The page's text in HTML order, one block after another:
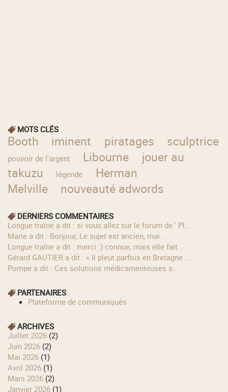
MOTS CLÉS
Booth iminent piratages sculptrice
pouvoir de l'argent Libourne
jouer au
takuzu
légende
Herman
Melville
nouveauté adwords
DERNIERS COMMENTAIRES
longue traîne a dit : si vous allez sur le forum de ' Pl...
Marie a dit : Bonjour, Le sujet est ancien, mai...
longue traîne a dit : merci :) connue, mais elle fait ...
Gérard GAUTIER a dit : « Il pleut parfois en Bretagne ...
Pompe a dit : Ces solutions médicamenteuses s...
PARTENAIRES
Plateforme de communiqués
ARCHIVES
juillet 2026 (2)
juin 2026 (2)
mai 2026 (1)
avril 2026 (1)
mars 2026 (2)
janvier 2026 (1)